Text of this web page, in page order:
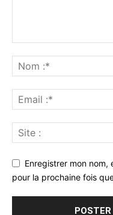
Enregistrer mon
pour la prochaine fois